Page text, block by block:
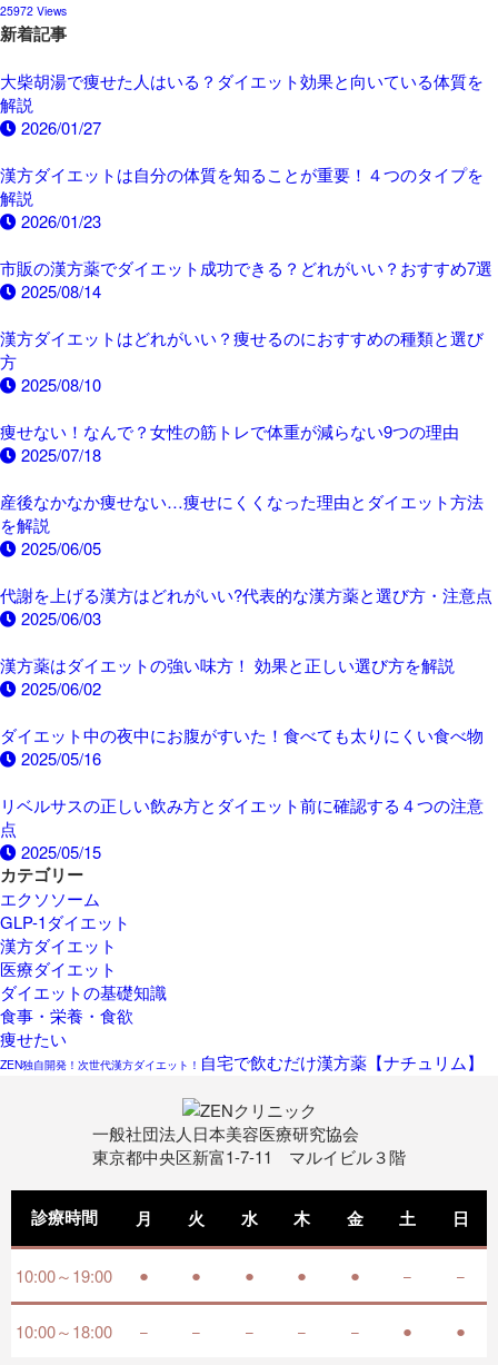
25972 Views
新着記事
大柴胡湯で痩せた人はいる？ダイエット効果と向いている体質を
解説
2026/01/27
漢方ダイエットは自分の体質を知ることが重要！４つのタイプを
解説
2026/01/23
市販の漢方薬でダイエット成功できる？どれがいい？おすすめ7選
2025/08/14
漢方ダイエットはどれがいい？痩せるのにおすすめの種類と選び
方
2025/08/10
痩せない！なんで？女性の筋トレで体重が減らない9つの理由
2025/07/18
産後なかなか痩せない…痩せにくくなった理由とダイエット方法
を解説
2025/06/05
代謝を上げる漢方はどれがいい?代表的な漢方薬と選び方・注意点
2025/06/03
漢方薬はダイエットの強い味方！ 効果と正しい選び方を解説
2025/06/02
ダイエット中の夜中にお腹がすいた！食べても太りにくい食べ物
2025/05/16
リベルサスの正しい飲み方とダイエット前に確認する４つの注意
点
2025/05/15
カテゴリー
エクソソーム
GLP-1ダイエット
漢方ダイエット
医療ダイエット
ダイエットの基礎知識
食事・栄養・食欲
痩せたい
ZEN独自開発！次世代漢方ダイエット！ 自宅で飲むだけ漢方薬【ナチュリム】
一般社団法人日本美容医療研究協会
東京都中央区新富1-7-11 マルイビル３階
診療時間 月 火 水 木 金 土 日
10:00～19:00 ● ● ● ● ● − −
10:00～18:00 − − − − − ● ●